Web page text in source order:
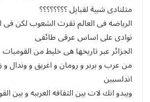
مثلنادى شبية لقبايل ؟؟؟؟؟؟؟؟
الرياضه فى العالم تقرت الشعوب لكن فى
نوادى على اساس عرقى طائفى
الجزائر عبر تاريخها هى خليط من القوميات
من عرب و بربر و رومان و اغريق و وندال و
اندلسيين
ويبدو انك لات بين الثقافه العرببه و بين